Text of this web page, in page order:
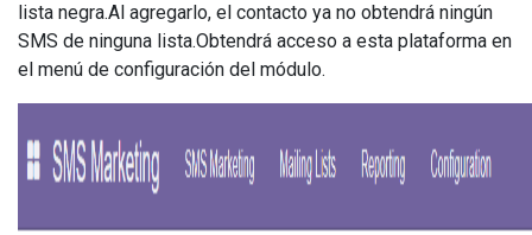
lista negra.Al agregarlo, el contacto ya no obtendrá ningún
SMS de ninguna lista.Obtendrá acceso a esta plataforma en
el menú de configuración del módulo.